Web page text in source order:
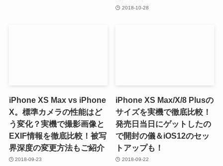
2018-10-28
iPhone XS Max vs iPhone
X。標準カメラの性能はど
う変化？実機で撮影画像と
EXIF情報を徹底比較！被写
界深度の変更方法もご紹介
2018-09-23
iPhone XS Max/X/8 Plusの
サイズを実機で徹底比較！
発売日当日にゲットしたの
で開封の儀＆iOS12のセッ
トアップも！
2018-09-22